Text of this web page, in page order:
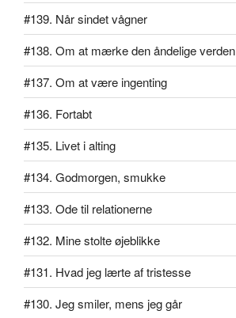
#139. Når sindet vågner
#138. Om at mærke den åndelige verden
#137. Om at være ingenting
#136. Fortabt
#135. Livet i alting
#134. Godmorgen, smukke
#133. Ode til relationerne
#132. Mine stolte øjeblikke
#131. Hvad jeg lærte af tristesse
#130. Jeg smiler, mens jeg går